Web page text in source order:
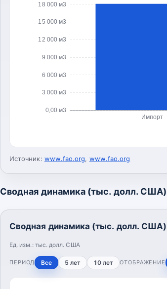
0,00 м3
3 000 м3
6 000 м3
9 000 м3
12 000 м3
15 000 м3
18 000 м3
Импорт
Источник: www.fao.org, www.fao.org
Сводная динамика (тыс. долл. США)
Сводная динамика (тыс. долл. США)
Ед. изм.: тыс. долл. США
ПЕРИОД Все 5 лет 10 лет ОТОБРАЖЕНИЕ